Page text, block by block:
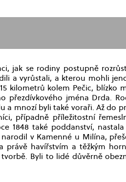
jak se rodiny postupně
a vyrůstali, a kterou mohli
kilometrů kolem Pečic, blízko
přezdívkového jména Drda.
a mnozí byli také voraři. Až do
případně příležitostní
1848 také poddanství,
v Kamenné u Milína,
havířstvím a těžkým
Byli to lidé důvěrně